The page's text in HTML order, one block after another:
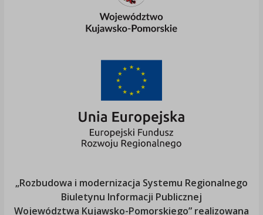
„Rozbudowa i modernizacja Systemu Regionalnego
Biuletynu Informacji Publicznej
Województwa Kujawsko-Pomorskiego” realizowana